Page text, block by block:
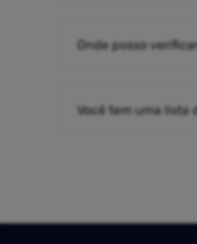
Onde posso
Você tem uma lista